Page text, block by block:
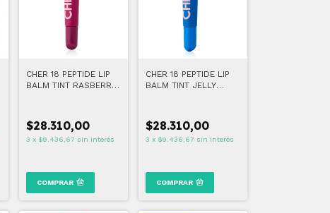
CHER 18 PEPTIDE LIP
BALM TINT RASBERRY
$28.310,00
3 x $9.436,67 sin interés
COMPRAR
CHER 18 PEPTIDE LIP
BALM TINT JELLY
$28.310,00
3 x $9.436,67 sin interés
COMPRAR